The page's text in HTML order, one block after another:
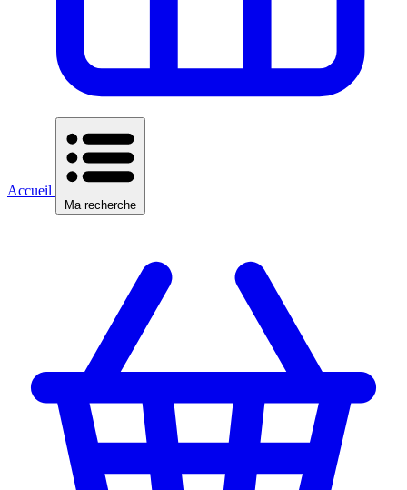
Accueil
Ma recherche